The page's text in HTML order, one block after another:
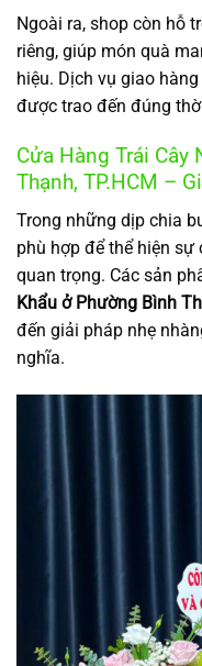
Ngoài ra, shop còn hỗ
riêng, giúp món quà
hiệu. Dịch vụ giao
được trao đến đúng
Cửa Hàng Trái Cây
Thạnh, TP.HCM –
Trong những dịp chia
phù hợp để thể hiện
quan trọng. Các sản
Khẩu ở Phường Bình
đến giải pháp nhẹ
nghĩa.